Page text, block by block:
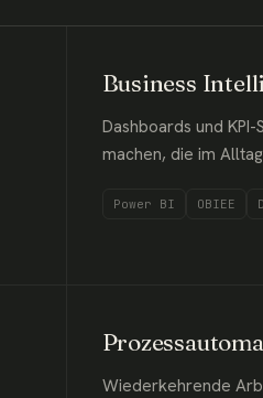
Business
Dashboards und
machen, die im
Power BI OBIEE
Wiederkehrende